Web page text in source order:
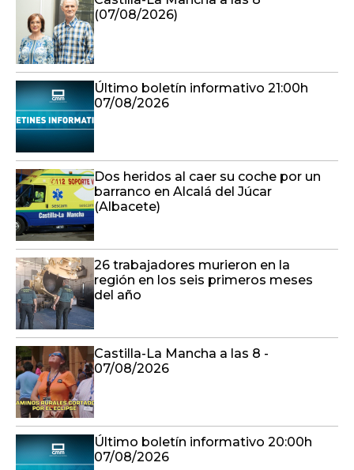
(07/08/2026)
Último boletín informativo 21:00h
07/08/2026
Dos heridos al caer su coche por un
barranco en Alcalá del Júcar
(Albacete)
26 trabajadores murieron en la
región en los seis primeros meses
del año
Castilla-La Mancha a las 8 -
07/08/2026
Último boletín informativo 20:00h
07/08/2026